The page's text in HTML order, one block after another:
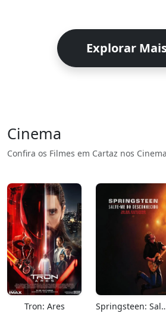
Explorar
Cinema
Confira os Filmes em Cartaz nos
Tron: Ares Springsteen: